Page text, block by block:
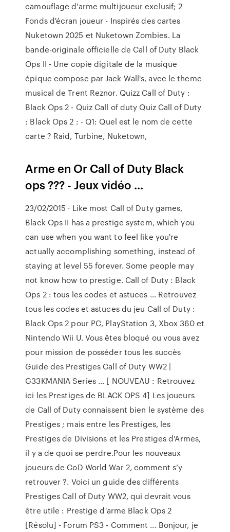
camouflage d'arme multijoueur exclusif; 2
Fonds d'écran joueur - Inspirés des cartes
Nuketown 2025 et Nuketown Zombies. La
bande-originale officielle de Call of Duty Black
Ops II - Une copie digitale de la musique
épique compose par Jack Wall's, avec le theme
musical de Trent Reznor. Quizz Call of Duty :
Black Ops 2 - Quiz Call of duty Quiz Call of Duty
: Black Ops 2 : - Q1: Quel est le nom de cette
carte ? Raid, Turbine, Nuketown,
Arme en Or Call of Duty Black
ops ??? - Jeux vidéo ...
23/02/2015 · Like most Call of Duty games,
Black Ops II has a prestige system, which you
can use when you want to feel like you're
actually accomplishing something, instead of
staying at level 55 forever. Some people may
not know how to prestige. Call of Duty : Black
Ops 2 : tous les codes et astuces ... Retrouvez
tous les codes et astuces du jeu Call of Duty :
Black Ops 2 pour PC, PlayStation 3, Xbox 360 et
Nintendo Wii U. Vous êtes bloqué ou vous avez
pour mission de posséder tous les succès
Guide des Prestiges Call of Duty WW2 |
G33KMANIA Series ... [ NOUVEAU : Retrouvez
ici les Prestiges de BLACK OPS 4] Les joueurs
de Call of Duty connaissent bien le système des
Prestiges ; mais entre les Prestiges, les
Prestiges de Divisions et les Prestiges d’Armes,
il y a de quoi se perdre.Pour les nouveaux
joueurs de CoD World War 2, comment s’y
retrouver ?. Voici un guide des différents
Prestiges Call of Duty WW2, qui devrait vous
être utile : Prestige d'arme Black Ops 2
[Résolu] - Forum PS3 - Comment ... Bonjour, je